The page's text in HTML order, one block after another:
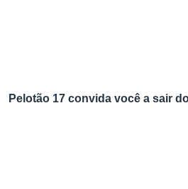
Pelotão 17 convida você a sair